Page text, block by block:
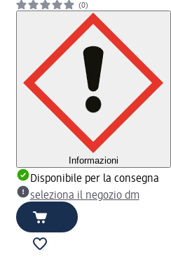
(0)
Informazioni
Disponibile per la consegna
seleziona il negozio dm